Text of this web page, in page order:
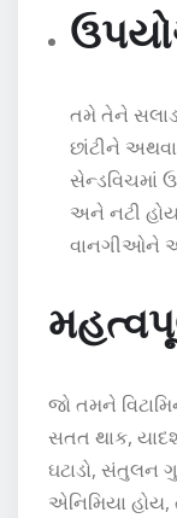
તમે તેને સલાડ,
છાંટીને અથવા
સેન્ડવિચમાં
અને નટી
વાનગીઓને
જો તમને
સતત થાક,
ઘટાડો, સંતુલન
એનિમિયા હોય,